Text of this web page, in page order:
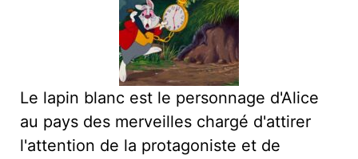
Le lapin blanc est le personnage d'Alice
au pays des merveilles chargé d'attirer
l'attention de la protagoniste et de